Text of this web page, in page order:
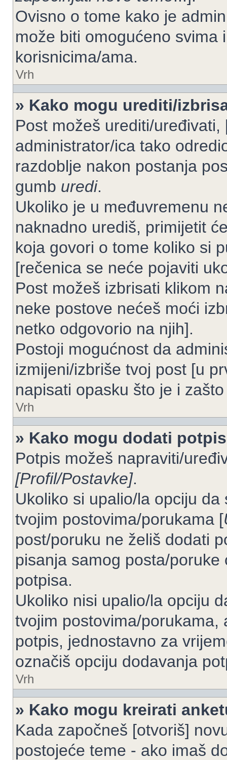
Ovisno o tome kako je
može biti omogućeno svima
korisnicima/ama.
Vrh
» Kako mogu urediti/
Post možeš urediti/
administrator/ica tako
razdoblje nakon postanja
gumb uredi.
Ukoliko je u međuvremenu
naknadno urediš, primijetit
koja govori o tome koliko si
[rečenica se neće pojaviti
Post možeš izbrisati klikom
neke postove nećeš moći
netko odgovorio na njih].
Postoji mogućnost da
izmijeni/izbriše tvoj post [u
napisati opasku što je i
Vrh
» Kako mogu dodati
Potpis možeš napraviti/
[Profil/Postavke].
Ukoliko si upalio/la opciju
tvojim postovima/porukama [
post/poruku ne želiš dodati
pisanja samog posta/
potpisa.
Ukoliko nisi upalio/la opciju
tvojim postovima/
potpis, jednostavno za
označiš opciju dodavanja
Vrh
» Kako mogu kreirati
Kada započneš [otvoriš]
postojeće teme - ako imaš